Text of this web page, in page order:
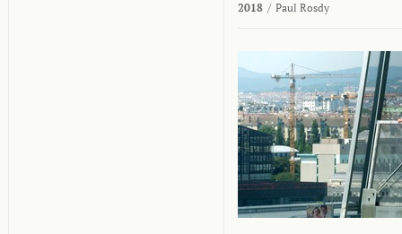
2018 / Paul Rosdy